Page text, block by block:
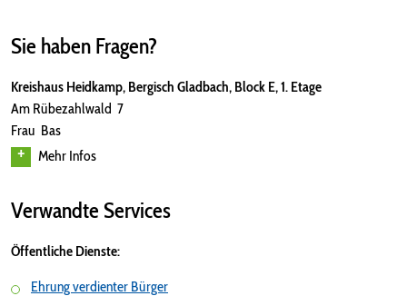
Sie haben Fragen?
Kreishaus Heidkamp, Bergisch Gladbach, Block E, 1. Etage
Am Rübezahlwald 7
Frau Bas
Mehr Infos
Verwandte Services
Öffentliche Dienste:
Ehrung verdienter Bürger